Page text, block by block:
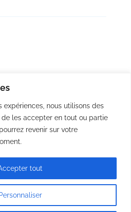
expériences, nous utilisons des
de les accepter en tout ou partie
revenir sur votre
tout
Institutions
réservés |Mentions légales
paracteris